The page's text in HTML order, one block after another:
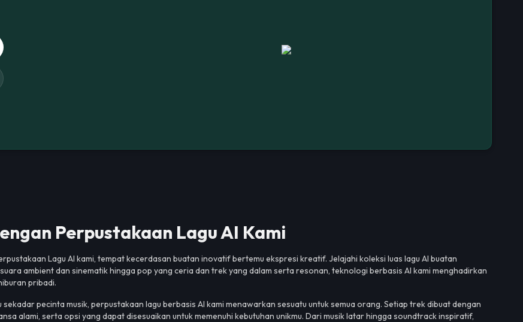
Perpustakaan Lagu AI Kami
Lagu AI kami, tempat kecerdasan buatan inovatif bertemu ekspresi kreatif. Jelajahi koleksi luas lagu AI buatan
ambient dan sinematik hingga pop yang ceria dan trek yang dalam serta resonan, teknologi berbasis AI kami menghadirkan
pribadi.
pecinta musik, perpustakaan lagu berbasis AI kami menawarkan sesuatu untuk semua orang. Setiap trek dibuat dengan
alami, serta opsi yang dapat disesuaikan untuk memenuhi kebutuhan unikmu. Dari musik latar hingga soundtrack inspiratif,